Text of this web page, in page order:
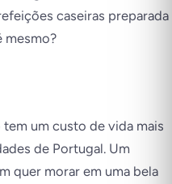
caseiras preparada
mesmo?
um custo de vida mais
de Portugal. Um
quer morar em uma bela